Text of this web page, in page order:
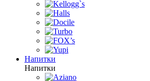
Напитки
Напитки